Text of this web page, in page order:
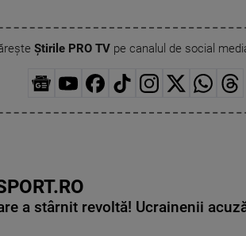
Știrile PRO TVpe canalul de social
a stârnit revoltă! Ucrainenii